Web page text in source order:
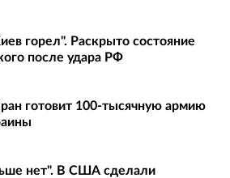
горел". Раскрыто состояние
после удара РФ
готовит 100-тысячную армию
нет". В США сделали